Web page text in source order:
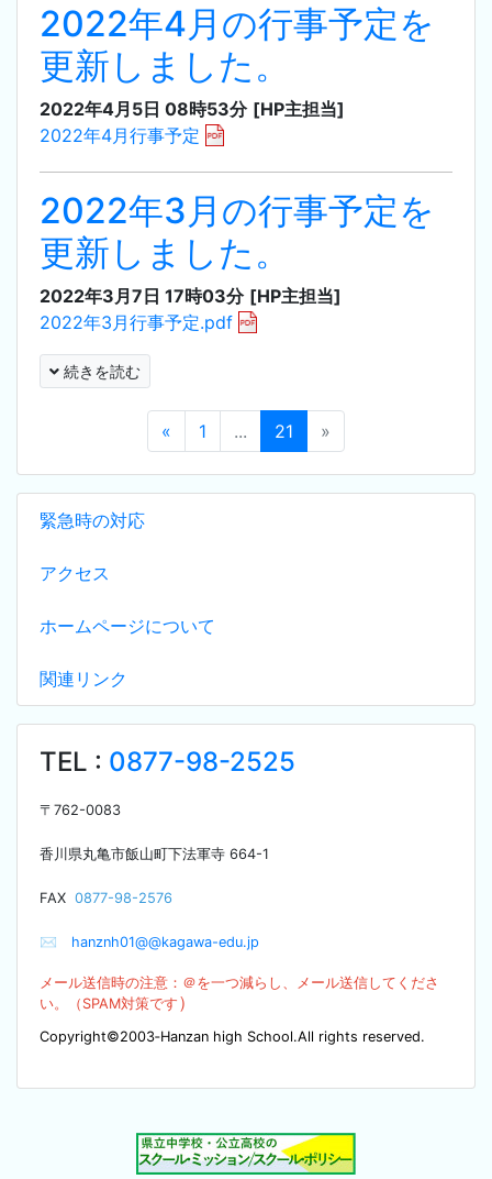
緊急時の対応
アクセス
ホームページについて
関連リンク
TEL : 0877-98-2525
〒 762-0083
香川県丸亀市飯山町下法軍寺 664-1
FAX 0877-98-2576
✉ hanznh01@@kagawa-edu.jp
メール送信時の注意：＠を一つ減らし、メール送信してくださ
い。（SPAM対策です ）
Copyright©2003‐Hanzan high School.All rights reserved.
2022年4月の行事予定を
更新しました。
2022年4月5日 08時53分 [HP主担当]
2022年4月行事予定
2022年3月の行事予定を
更新しました。
2022年3月7日 17時03分 [HP主担当]
2022年3月行事予定.pdf
続きを読む
« 1 ... 21 »